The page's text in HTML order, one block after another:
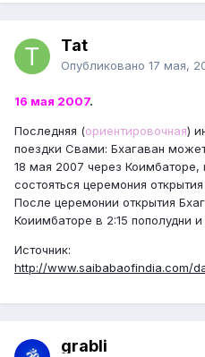
Tat
Опубликовано 17 мая,
16 мая 2007.
Последняя (ориентировочная)
поездки Свами: Бхагаван
18 мая 2007 через
состояться церемония
После церемонии открытия
Коиимбаторе в 2:15 пополудни
Источник:
http://www.saibabaofindia.com/
grabli